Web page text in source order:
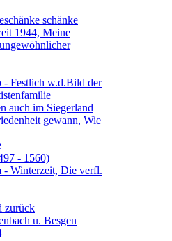
schänke
1944, Meine
- Festlich w.d.Bild der
auch im Siegerland
gewann, Wie
- 1560)
Winterzeit, Die verfl.
zurück
u. Besgen